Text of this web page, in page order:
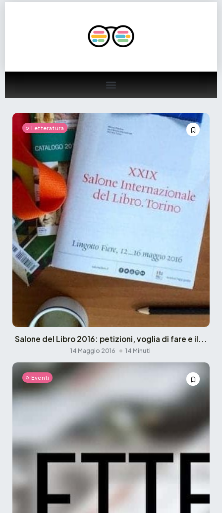
Letteratura
Salone del Libro 2016: petizioni, voglia di fare e il...
14 Maggio 2016 14 Minuti
Eventi